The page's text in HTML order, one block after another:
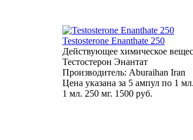
Testosterone Enanthate 250
Действующее химическое
Тестостерон Энантат
Производитель: Aburaihan Iran
Цена указана за 5 ампул по 1
1 мл. 250 мг. 1500 руб.